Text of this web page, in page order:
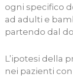
ogni specifico
ad adulti e
partendo dal
L’ipotesi della
nei pazienti